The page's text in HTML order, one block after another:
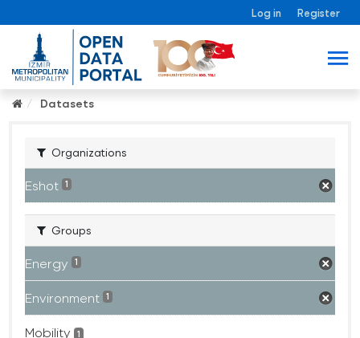
Log in Register
Datasets
Organizations
Eshot 1
Groups
Energy 1
Environment 1
Mobility 1